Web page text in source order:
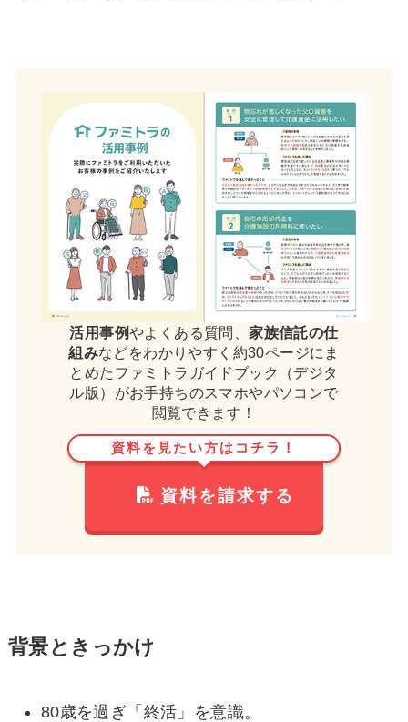
活用事例やよくある質問、家族信託の仕
組みなどをわかりやすく約30ページにま
とめたファミトラガイドブック（デジタ
ル版）がお手持ちのスマホやパソコンで
閲覧できます！
資料を見たい方はコチラ！
資料を請求する
背景ときっかけ
80歳を過ぎ「終活」を意識。